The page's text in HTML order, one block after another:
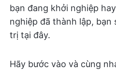
bạn đang khởi nghiệp
nghiệp đã thành lập, bạn
trị tại đây.
Hãy bước vào và cùng